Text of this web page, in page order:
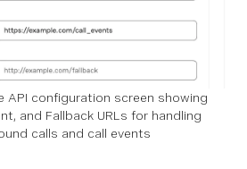
API configuration screen showing
and Fallback URLs for handling
calls and call events